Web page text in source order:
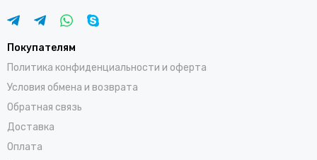
Покупателям
Политика конфиденциальности и оферта
Условия обмена и возврата
Обратная связь
Доставка
Оплата